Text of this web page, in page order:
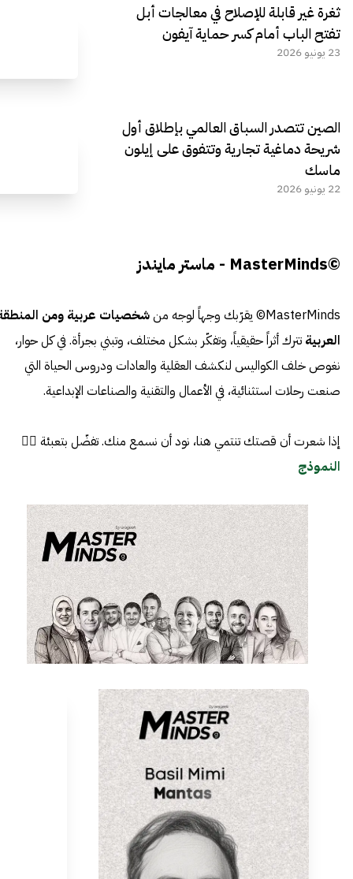
ثغرة غير قابلة للإصلاح في معالجات أبل
تفتح الباب أمام كسر حماية آيفون
23 يونيو 2026
الصين تتصدر السباق العالمي بإطلاق أول
شريحة دماغية تجارية وتتفوق على إيلون
ماسك
22 يونيو 2026
©MasterMinds - ماستر مايندز
MasterMinds© يقرّبك وجهاً لوجه من
شخصيات عربية ومن
العربية تترك أثراً حقيقياً، وتفكّر بشكل مختلف، وتبني بجرأة. في كل حوار،
نغوص خلف الكواليس لنكشف العقلية والعادات ودروس الحياة التي
صنعت رحلات استثنائية، في الأعمال والتقنية والصناعات الإبداعية.
إذا شعرت أن قصتك تنتمي هنا، نود أن نسمع منك. تفضّل بتعبئة 👈🏼
النموذج